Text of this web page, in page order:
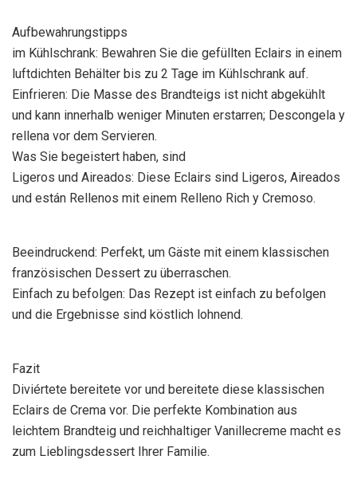
Aufbewahrungstipps
im Kühlschrank: Bewahren Sie die gefüllten Eclairs in einem
luftdichten Behälter bis zu 2 Tage im Kühlschrank auf.
Einfrieren: Die Masse des Brandteigs ist nicht abgekühlt
und kann innerhalb weniger Minuten erstarren; Descongela y
rellena vor dem Servieren.
Was Sie begeistert haben, sind
Ligeros und Aireados: Diese Eclairs sind Ligeros, Aireados
und están Rellenos mit einem Relleno Rich y Cremoso.
Beeindruckend: Perfekt, um Gäste mit einem klassischen
französischen Dessert zu überraschen.
Einfach zu befolgen: Das Rezept ist einfach zu befolgen
und die Ergebnisse sind köstlich lohnend.
Fazit
Diviértete bereitete vor und bereitete diese klassischen
Eclairs de Crema vor. Die perfekte Kombination aus
leichtem Brandteig und reichhaltiger Vanillecreme macht es
zum Lieblingsdessert Ihrer Familie.